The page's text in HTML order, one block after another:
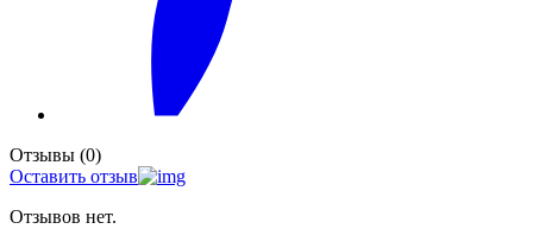
Отзывы (0)
Оставить отзыв
Отзывов нет.